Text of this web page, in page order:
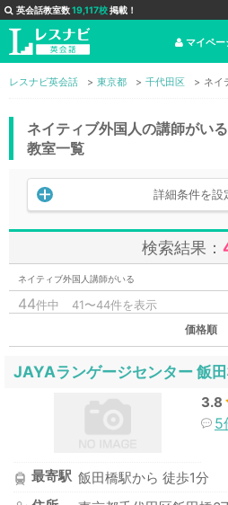
英会話教室数19,117校掲載！
マイペー
レスナビ英会話 東京都 千代田区 ネイ
ネイティブ外国人の講師がい
教室一覧
詳細条件を設
検索結果：
ネイティブ外国人講師がいる
44件中 41〜44件を表示
価格順
JAYAランゲージセンター 飯
3.8
5
最寄駅 飯田橋駅から 徒歩1分